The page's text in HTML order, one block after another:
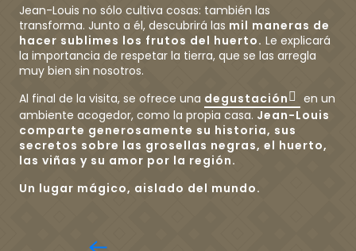
Jean-Louis no sólo cultiva cosas: también las
transforma. Junto a él, descubrirá las mil maneras de
hacer sublimes los frutos del huerto. Le explicará
la importancia de respetar la tierra, que se las arregla
muy bien sin nosotros.
Al final de la visita, se ofrece una degustación
en un
ambiente acogedor, como la propia casa. Jean-Louis
comparte generosamente su historia, sus
secretos sobre las grosellas negras, el huerto,
las viñas y su amor por la región.
Un lugar mágico, aislado del mundo.